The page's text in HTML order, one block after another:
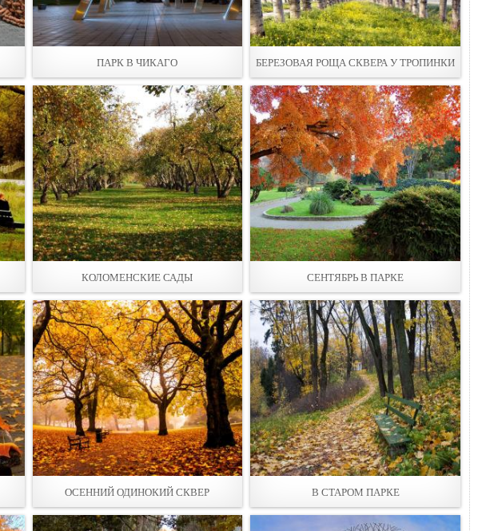
ПАРК В ЧИКАГО БЕРЕЗОВАЯ РОЩА СКВЕРА У ТРОПИНКИ
КОЛОМЕНСКИЕ САДЫ СЕНТЯБРЬ В ПАРКЕ
ОСЕННИЙ ОДИНОКИЙ СКВЕР В СТАРОМ ПАРКЕ